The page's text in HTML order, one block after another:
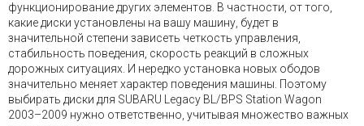
функционирование других элементов. В частности, от того,
какие диски установлены на вашу машину, будет в
значительной степени зависеть четкость управления,
стабильность поведения, скорость реакций в сложных
дорожных ситуациях. И нередко установка новых ободов
значительно меняет характер поведения машины. Поэтому
выбирать диски для SUBARU Legacy BL/BPS Station Wagon
2003–2009 нужно ответственно, учитывая множество важных